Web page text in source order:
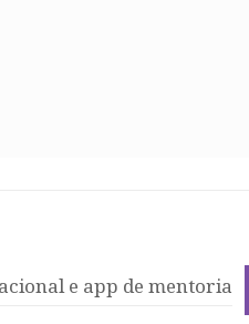
e app de mentoria